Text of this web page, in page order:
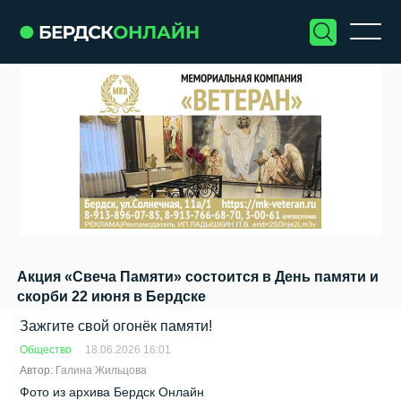
Акция «Свеча Памяти» состоится в День памяти и
скорби 22 июня в Бердске
Зажгите свой огонёк памяти!
Общество
18.06.2026 16:01
Автор: Галина Жильцова
Фото из архива Бердск Онлайн